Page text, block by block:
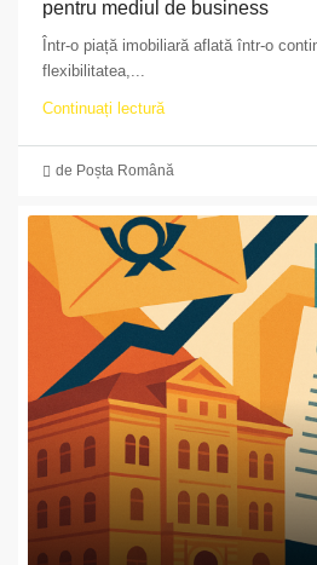
pentru mediul de business
Într-o piață imobiliară aflată într-o
flexibilitatea,...
Continuați lectură
de Poșta Română